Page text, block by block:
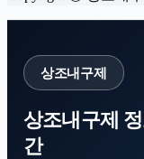
상조내구제
상조내구제
간